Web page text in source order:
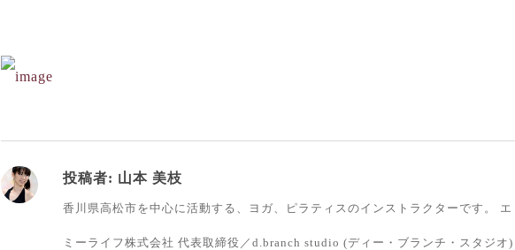
投稿者: 山本 美枝
香川県高松市を中心に活動する、ヨガ、ピラティスのインストラクターです。 エ
ミーライフ株式会社 代表取締役／d.branch studio (ディー・ブランチ・スタジオ)